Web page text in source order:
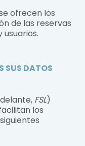
ofrecen los
de las reservas
SUS DATOS
FSL)
los